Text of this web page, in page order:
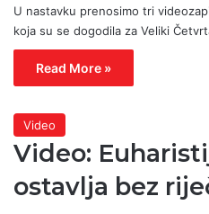
U nastavku prenosimo tri
koja su se dogodila za Veliki
Read More »
Video
Video:
ostavlja bez